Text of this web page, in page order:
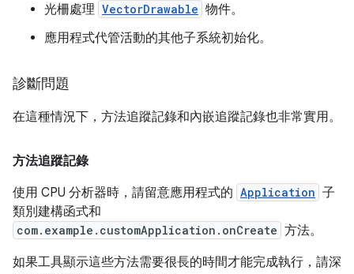
光柵處理 VectorDrawable 物件。
應用程式代管活動的其他子系統初始化。
診斷問題
在這種情況下，方法追蹤記錄和內嵌追蹤記錄也非常實用。
方法追蹤記錄
使用 CPU 分析器時，請留意應用程式的 Application 子
類別建構函式和
com.example.customApplication.onCreate 方法。
如果工具顯示這些方法需要很長的時間才能完成執行，請深